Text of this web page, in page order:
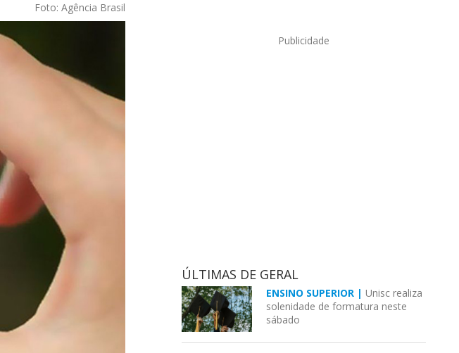
Foto: Agência Brasil
Publicidade
ÚLTIMAS DE GERAL
ENSINO SUPERIOR | Unisc realiza
solenidade de formatura neste
sábado